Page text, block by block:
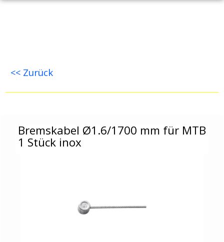
<< Zurück
Bremskabel Ø1.6/1700 mm für MTB
1 Stück inox